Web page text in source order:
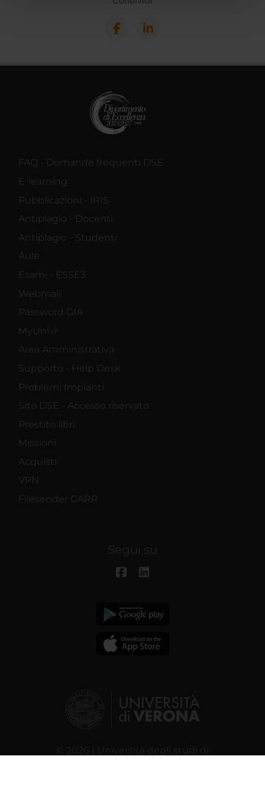
con altre informazioni che hai fornito loro o che hanno
raccolto dal tuo utilizzo dei loro servizi.
FAQ - Domande frequenti DSE
E-learning
Pubblicazioni - IRIS
Antiplagio - Docenti
Antiplagio - Studenti
Aule
Esami - ESSE3
Webmail
Password GIA
MyUnivr
Area Amministrativa
Supporto - Help Desk
Problemi Impianti
Sito DSE - Accesso riservato
Prestito libri
Missioni
Acquisti
VPN
Filesender GARR
Segui su
© 2026 | Università degli studi di